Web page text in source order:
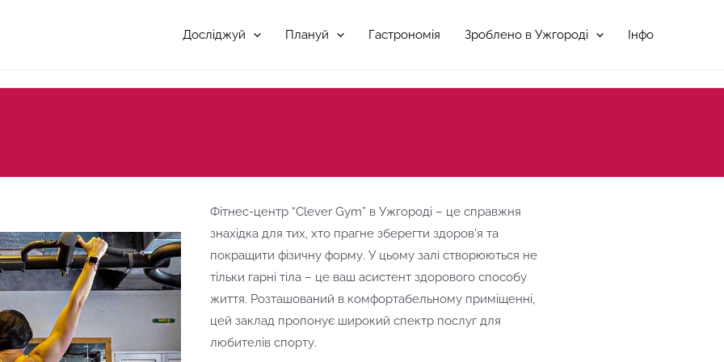
Досліджуй Плануй Гастрономія Зроблено в Ужгороді Інфо
Фітнес-центр “Clever Gym” в Ужгороді – це справжня
знахідка для тих, хто прагне зберегти здоров’я та
покращити фізичну форму. У цьому залі створюються не
тільки гарні тіла – це ваш асистент здорового способу
життя. Розташований в комфортабельному приміщенні,
цей заклад пропонує широкий спектр послуг для
любителів спорту.